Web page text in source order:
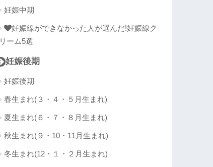
妊娠中期
妊娠線ができなかった人が選んだ!妊娠線ク
リーム5選
妊娠後期
妊娠後期
春生まれ(３・４・５月生まれ)
夏生まれ(６・７・８月生まれ)
秋生まれ(９・10・11月生まれ)
冬生まれ(12・１・２月生まれ)